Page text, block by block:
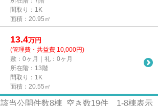
間取り：1K
面積：20.95㎡
13.4万円
(管理費・共益費 10,000円)
敷：0ヶ月｜礼：0ヶ月
所在階：13階
間取り：1K
面積：20.55㎡
該当公開件数8棟 空き数19件 1-8棟表示